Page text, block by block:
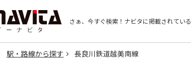
さぁ、今すぐ検索！ ナビタに掲載されている
駅・路線から探す 長良川鉄道越美南線